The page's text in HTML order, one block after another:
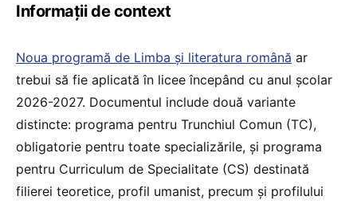
Informații de context
Noua programă de Limba și literatura română ar
trebui să fie aplicată în licee începând cu anul școlar
2026-2027. Documentul include două variante
distincte: programa pentru Trunchiul Comun (TC),
obligatorie pentru toate specializările, și programa
pentru Curriculum de Specialitate (CS) destinată
filierei teoretice, profil umanist, precum și profilului